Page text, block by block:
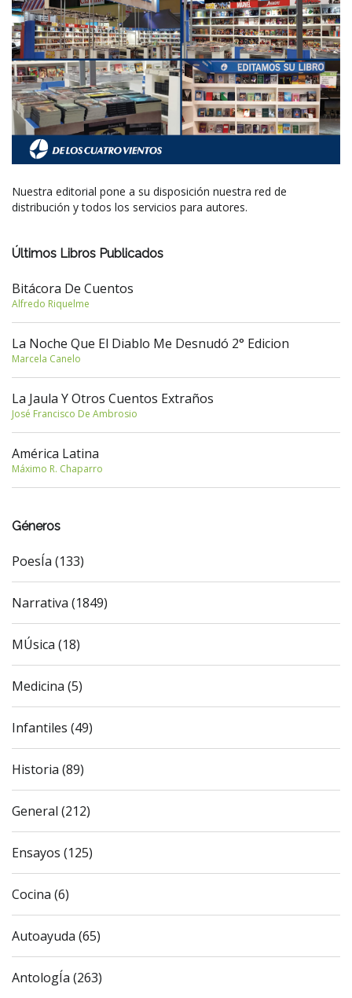
Nuestra editorial pone a su disposición nuestra red de
distribución y todos los servicios para autores.
Últimos Libros Publicados
Bitácora De Cuentos
Alfredo Riquelme
La Noche Que El Diablo Me Desnudó 2° Edicion
Marcela Canelo
La Jaula Y Otros Cuentos Extraños
José Francisco De Ambrosio
América Latina
Máximo R. Chaparro
Géneros
PoesÍa (133)
Narrativa (1849)
MÚsica (18)
Medicina (5)
Infantiles (49)
Historia (89)
General (212)
Ensayos (125)
Cocina (6)
Autoayuda (65)
AntologÍa (263)